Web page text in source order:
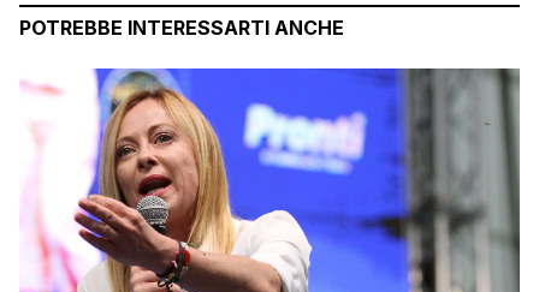
POTREBBE INTERESSARTI ANCHE